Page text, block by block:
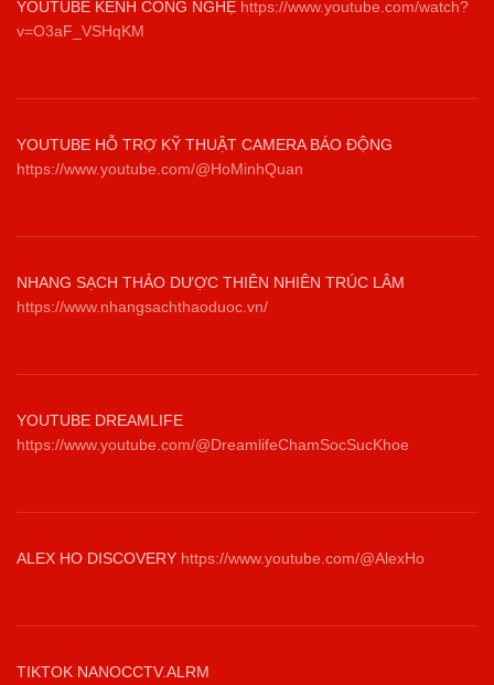
YOUTUBE KÊNH CÔNG NGHỆ https://www.youtube.com/watch?
v=O3aF_VSHqKM
YOUTUBE HỖ TRỢ KỸ THUẬT CAMERA BÁO ĐỘNG
https://www.youtube.com/@HoMinhQuan
NHANG SẠCH THẢO DƯỢC THIÊN NHIÊN TRÚC LÂM
https://www.nhangsachthaoduoc.vn/
YOUTUBE DREAMLIFE
https://www.youtube.com/@DreamlifeChamSocSucKhoe
ALEX HO DISCOVERY https://www.youtube.com/@AlexHo
TIKTOK NANOCCTV.ALRM